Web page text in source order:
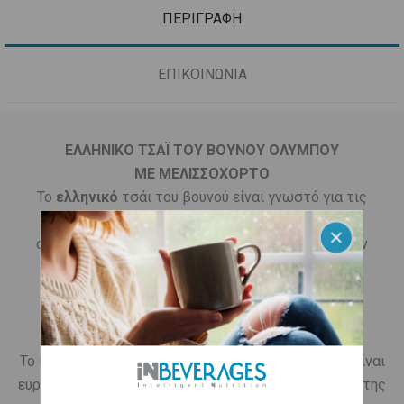
ΠΕΡΙΓΡΑΦΗ
ΕΠΙΚΟΙΝΩΝΙΑ
ΕΛΛΗΝΙΚΟ ΤΣΑΪ ΤΟΥ ΒΟΥΝΟΥ ΟΛΥΜΠΟΥ
ΜΕ ΜΕΛΙΣΣΟΧΟΡΤΟ
Το ελληνικό τσάι του βουνού είναι γνωστό για τις
αντιμικροβιακές, αντιφλεγμονώδεις και
αντιοξειδωτικές του ιδιότητες - γνωστές από την
αρχαία Ελλάδα και επιστημονικά αποδεδειγμένες
σήμερα - οι οποίες συμβάλλουν στην τόνωση του
οργανισμού.
Το Melissa officianalis, το μελισσοβότανο
, ή όπως είναι
ευρέως γνωστό το μελισσόχορτο, λέγεται και φυτό της